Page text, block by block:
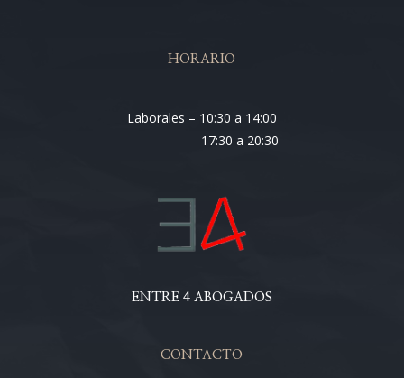
HORARIO
Laborales – 10:30 a 14:00
17:30 a 20:30
ENTRE 4 ABOGADOS
CONTACTO